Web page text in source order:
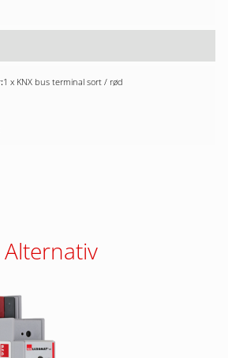
1 x KNX bus terminal sort / rød
Alternativ